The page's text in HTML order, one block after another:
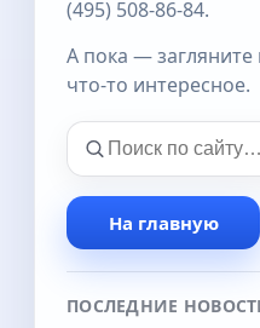
(495) 508-86-84.
А пока —
что-то интересное.
На главную
ПОСЛЕДНИЕ